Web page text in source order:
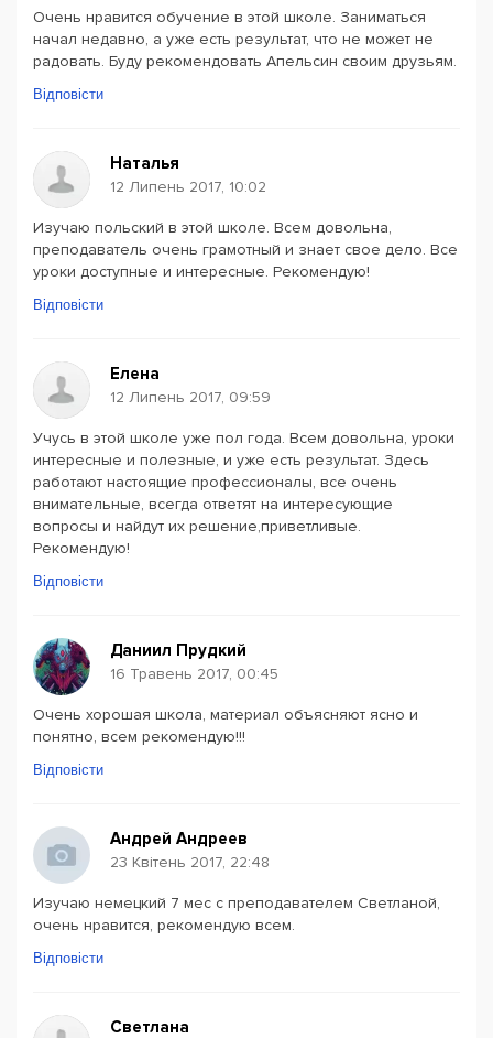
Очень нравится обучение в этой школе. Заниматься
начал недавно, а уже есть результат, что не может не
радовать. Буду рекомендовать Апельсин своим друзьям.
Відповісти
Наталья
12 Липень 2017, 10:02
Изучаю польский в этой школе. Всем довольна,
преподаватель очень грамотный и знает свое дело. Все
уроки доступные и интересные. Рекомендую!
Відповісти
Елена
12 Липень 2017, 09:59
Учусь в этой школе уже пол года. Всем довольна, уроки
интересные и полезные, и уже есть результат. Здесь
работают настоящие профессионалы, все очень
внимательные, всегда ответят на интересующие
вопросы и найдут их решение,приветливые.
Рекомендую!
Відповісти
Даниил Прудкий
16 Травень 2017, 00:45
Очень хорошая школа, материал объясняют ясно и
понятно, всем рекомендую!!!
Відповісти
Андрей Андреев
23 Квітень 2017, 22:48
Изучаю немецкий 7 мес с преподавателем Светланой,
очень нравится, рекомендую всем.
Відповісти
Светлана